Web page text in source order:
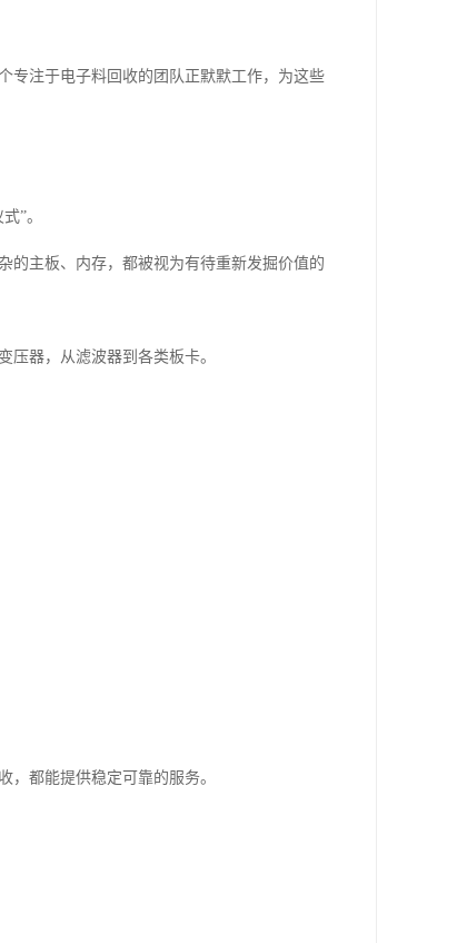
专注于电子料回收的团队正默默工作，为这些
”。
的主板、内存，都被视为有待重新发掘价值的
器，从滤波器到各类板卡。
都能提供稳定可靠的服务。